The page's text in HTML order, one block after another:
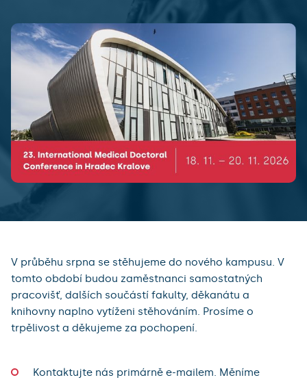
V průběhu srpna se stěhujeme do nového kampusu. V
tomto období budou zaměstnanci samostatných
pracovišť, dalších součástí fakulty, děkanátu a
knihovny naplno vytíženi stěhováním. Prosíme o
trpělivost a děkujeme za pochopení.
Kontaktujte nás primárně e-mailem. Měníme